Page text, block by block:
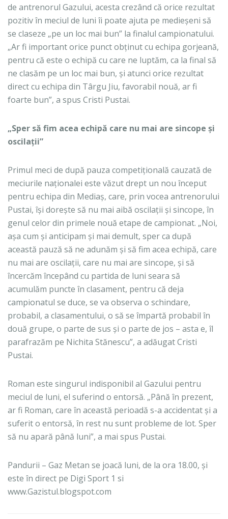
de antrenorul Gazului, acesta crezând că orice rezultat
pozitiv în meciul de luni îi poate ajuta pe medieșeni să
se claseze „pe un loc mai bun” la finalul campionatului.
„Ar fi important orice punct obținut cu echipa gorjeană,
pentru că este o echipă cu care ne luptăm, ca la final să
ne clasăm pe un loc mai bun, și atunci orice rezultat
direct cu echipa din Târgu Jiu, favorabil nouă, ar fi
foarte bun”, a spus Cristi Pustai.
„Sper să fim acea echipă care nu mai are sincope și
oscilații”
Primul meci de după pauza competițională cauzată de
meciurile naționalei este văzut drept un nou început
pentru echipa din Mediaș, care, prin vocea antrenorului
Pustai, își dorește să nu mai aibă oscilații și sincope, în
genul celor din primele nouă etape de campionat. „Noi,
așa cum și anticipam și mai demult, sper ca după
această pauză să ne adunăm și să fim acea echipă, care
nu mai are oscilații, care nu mai are sincope, și să
încercăm începând cu partida de luni seara să
acumulăm puncte în clasament, pentru că deja
campionatul se duce, se va observa o schindare,
probabil, a clasamentului, o să se împartă probabil în
două grupe, o parte de sus și o parte de jos – asta e, îl
parafrazăm pe Nichita Stănescu”, a adăugat Cristi
Pustai.
Roman este singurul indisponibil al Gazului pentru
meciul de luni, el suferind o entorsă. „Până în prezent,
ar fi Roman, care în această perioadă s-a accidentat și a
suferit o entorsă, în rest nu sunt probleme de lot. Sper
să nu apară până luni”, a mai spus Pustai.
Pandurii – Gaz Metan se joacă luni, de la ora 18.00, și
este în direct pe Digi Sport 1 si
www.Gazistul.blogspot.com